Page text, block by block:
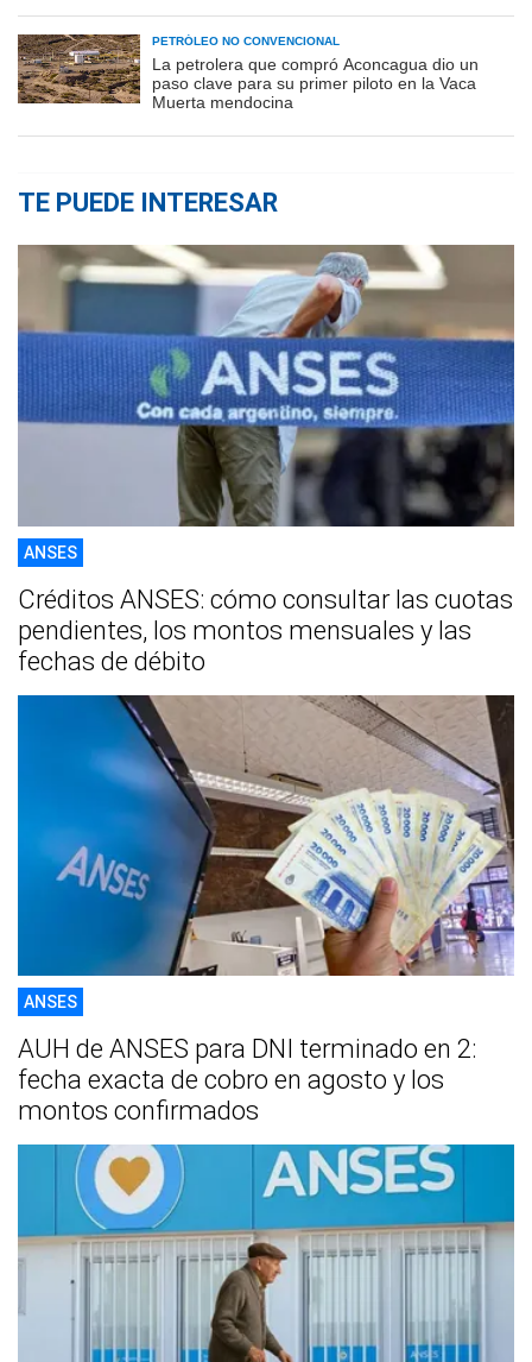
PETRÓLEO NO CONVENCIONAL
La petrolera que compró Aconcagua dio un
paso clave para su primer piloto en la Vaca
Muerta mendocina
TE PUEDE INTERESAR
ANSES
Créditos ANSES: cómo consultar las cuotas
pendientes, los montos mensuales y las
fechas de débito
ANSES
AUH de ANSES para DNI terminado en 2:
fecha exacta de cobro en agosto y los
montos confirmados